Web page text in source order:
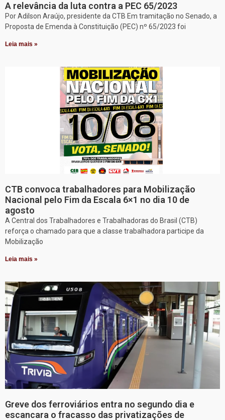
A relevância da luta contra a PEC 65/2023
Por Adilson Araújo, presidente da CTB Em tramitação no Senado, a
Proposta de Emenda à Constituição (PEC) nº 65/2023 foi
Leia mais »
CTB convoca trabalhadores para Mobilização
Nacional pelo Fim da Escala 6×1 no dia 10 de
agosto
A Central dos Trabalhadores e Trabalhadoras do Brasil (CTB)
reforça o chamado para que a classe trabalhadora participe da
Mobilização
Leia mais »
Greve dos ferroviários entra no segundo dia e
escancara o fracasso das privatizações de